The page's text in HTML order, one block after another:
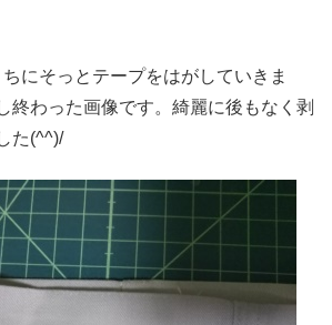
にそっとテープをはがしていきま
終わった画像です。綺麗に後もなく剥
た(^^)/